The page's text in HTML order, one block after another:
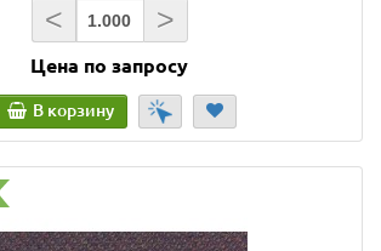
< >
Цена по запросу
В корзину